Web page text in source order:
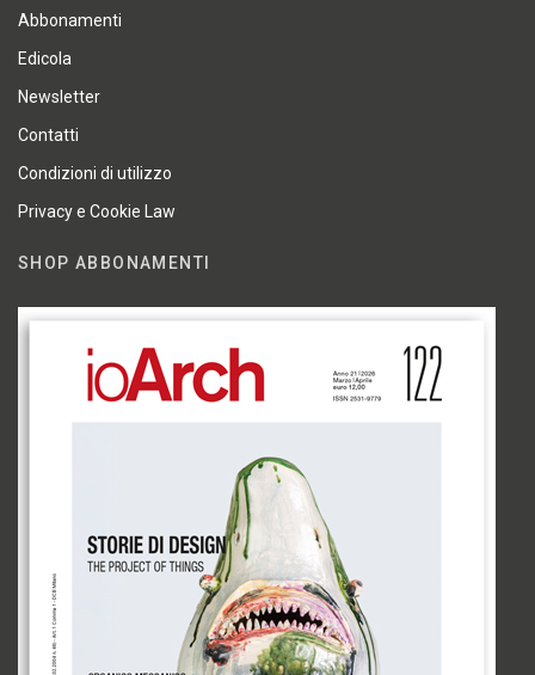
Abbonamenti
Edicola
Newsletter
Contatti
Condizioni di utilizzo
Privacy e Cookie Law
SHOP ABBONAMENTI